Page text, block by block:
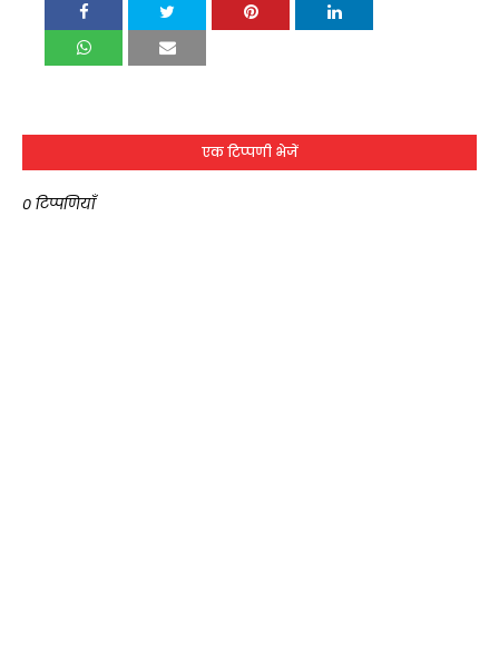
एक टिप्पणी भेजें
0 टिप्पणियाँ